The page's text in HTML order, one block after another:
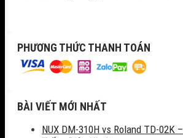
PHƯƠNG THỨC THANH TOÁN
BÀI VIẾT MỚI NHẤT
NUX DM-310H vs Roland TD-02K